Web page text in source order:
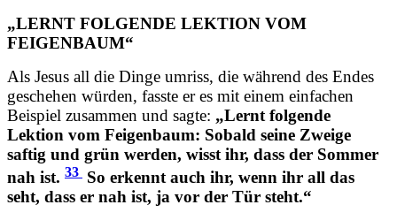
„LERNT FOLGENDE LEKTION VOM
FEIGENBAUM“
Als Jesus all die Dinge umriss, die während des Endes
geschehen würden, fasste er es mit einem einfachen
Beispiel zusammen und sagte: „Lernt folgende
Lektion vom Feigenbaum: Sobald seine Zweige
saftig und grün werden, wisst ihr, dass der Sommer
nah ist. 33 So erkennt auch ihr, wenn ihr all das
seht, dass er nah ist, ja vor der Tür steht.“